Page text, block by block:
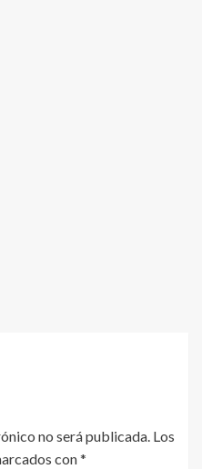
no será publicada. Los
con*